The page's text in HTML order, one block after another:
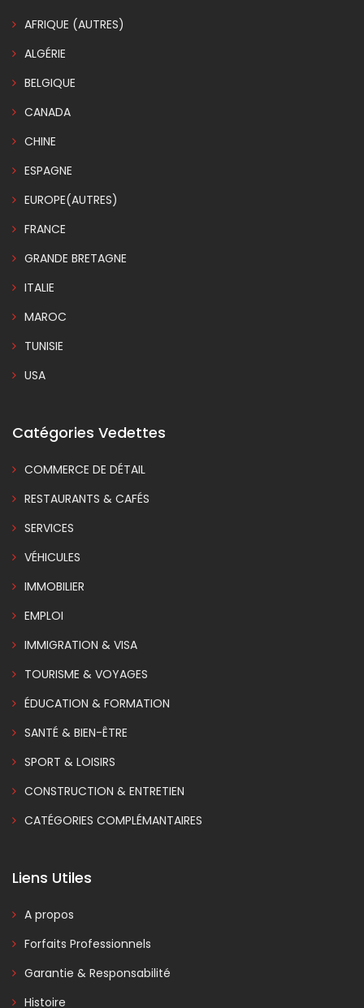
AFRIQUE (AUTRES)
ALGÉRIE
BELGIQUE
CANADA
CHINE
ESPAGNE
EUROPE(AUTRES)
FRANCE
GRANDE BRETAGNE
ITALIE
MAROC
TUNISIE
USA
Catégories Vedettes
COMMERCE DE DÉTAIL
RESTAURANTS & CAFÉS
SERVICES
VÉHICULES
IMMOBILIER
EMPLOI
IMMIGRATION & VISA
TOURISME & VOYAGES
ÉDUCATION & FORMATION
SANTÉ & BIEN-ÊTRE
SPORT & LOISIRS
CONSTRUCTION & ENTRETIEN
CATÉGORIES COMPLÉMANTAIRES
Liens Utiles
A propos
Forfaits Professionnels
Garantie & Responsabilité
Histoire